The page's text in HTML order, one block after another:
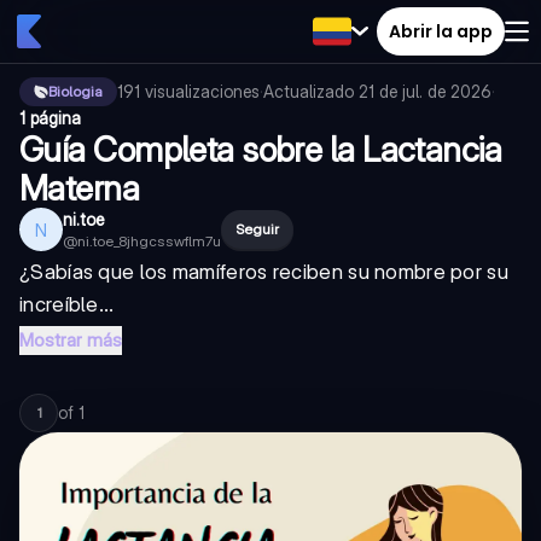
Abrir la app
Biologia 191 visualizaciones·Actualizado 21 de jul. de 2026·
1 página
Guía Completa sobre la Lactancia
Materna
N ni.toe
@ni.toe_8jhgcsswflm7u
Seguir
¿Sabías que los mamíferos reciben su nombre por su
increíble...
Mostrar más
1 of 1